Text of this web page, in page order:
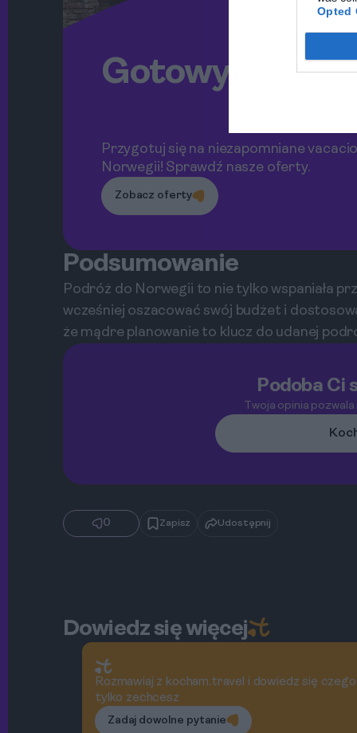
Opted
Gotowy na
Przygotuj się na niezapomniane
Norwegii! Sprawdź nasze oferty.
Zobacz oferty
Podsumowanie
Podróż do Norwegii to nie tylko wspaniała
wcześniej oszacować swój budżet i
że mądre planowanie to klucz do udanej
Podoba Ci
Twoja opinia
0 Zapisz Udostępnij
Dowiedz się więcej
Rozmawiaj z kocham.travel i dowiedz się czego
tylko zechcesz
Zadaj dowolne pytanie